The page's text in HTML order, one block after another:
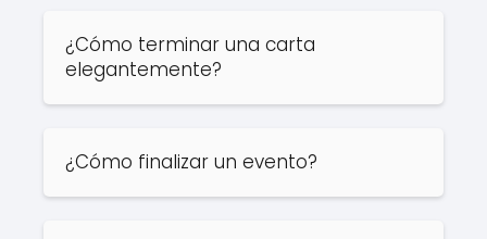
¿Cómo terminar una carta
elegantemente?
¿Cómo finalizar un evento?